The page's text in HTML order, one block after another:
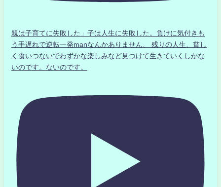
親は子育てに失敗した」子は人生に失敗した。負けに気付きも
う手遅れで逆転一発manなんかありません、 残りの人生、貧し
く食いつないでわずかな楽しみなど見つけて生きていくしかな
いのです。ないのです。